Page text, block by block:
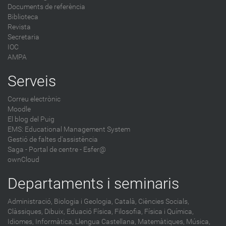
Documents de referència
Biblioteca
Revista
Secretaria
IOC
AMPA
Serveis
Correu electrònic
Moodle
El blog del Puig
EMS: Educational Management System
Gestió de faltes d'assistència
Saga - Portal de centre - Esfer@
ownCloud
Departaments i seminaris
Administració, Biologia i Geologia, Català, Ciències Socials,
Clàssiques, Dibuix, Eduació Física, Filosofia, Física i Química,
Idiomes, Informàtica, Llengua Castellana, Matemàtiques, Música,